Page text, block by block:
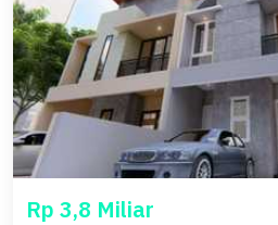
Rp 3,8 Miliar